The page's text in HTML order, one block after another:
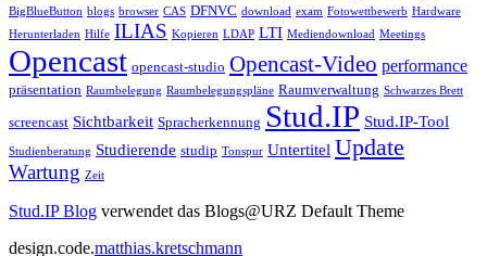
BigBlueButton blogs browser CAS DFNVC download exam Fotowettbewerb Hardware
Herunterladen Hilfe ILIAS Kopieren LDAP LTI Mediendownload Meetings
Opencast opencast-studio Opencast-Video performance
präsentation Raumbelegung Raumbelegungspläne Raumverwaltung Schwarzes Brett
screencast Sichtbarkeit Spracherkennung Stud.IP Stud.IP-Tool
Studienberatung Studierende studip Tonspur Untertitel Update
Wartung Zeit
Stud.IP Blog verwendet das Blogs@URZ Default Theme
design.code.matthias.kretschmann